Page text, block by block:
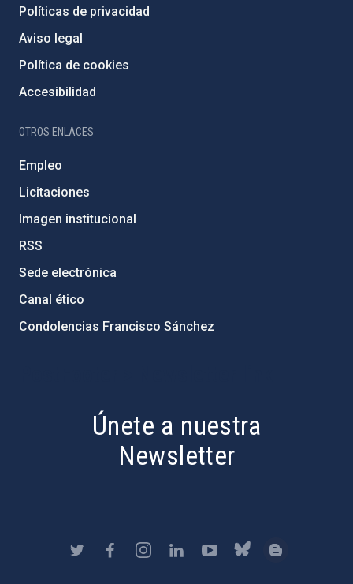
Políticas de privacidad
Aviso legal
Política de cookies
Accesibilidad
OTROS ENLACES
Empleo
Licitaciones
Imagen institucional
RSS
Sede electrónica
Canal ético
Condolencias Francisco Sánchez
Únete a nuestra
Newsletter